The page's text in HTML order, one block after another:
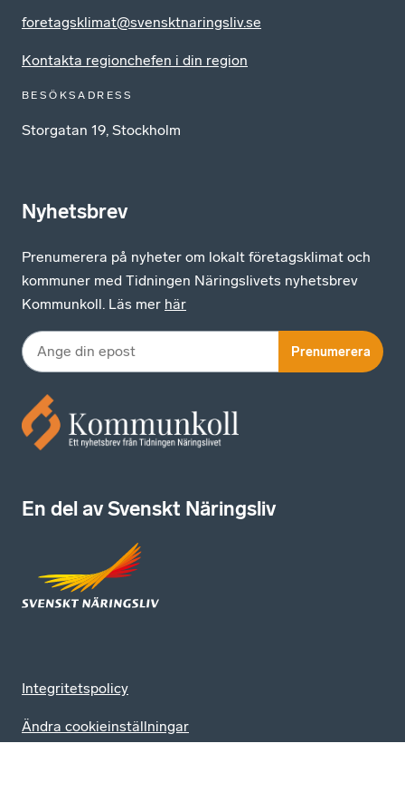
foretagsklimat@svensktnaringsliv.se
Kontakta regionchefen i din region
BESÖKSADRESS
Storgatan 19, Stockholm
Nyhetsbrev
Prenumerera på nyheter om lokalt företagsklimat och
kommuner med Tidningen Näringslivets nyhetsbrev
Kommunkoll. Läs mer här
Prenumerera
En del av Svenskt Näringsliv
Integritetspolicy
Ändra cookieinställningar